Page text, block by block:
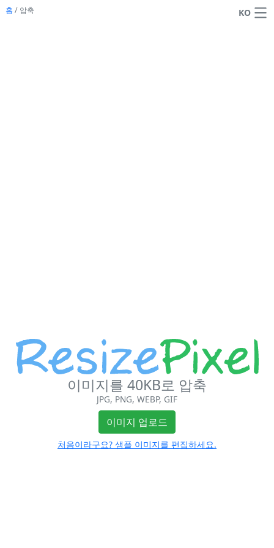
홈 / 압축 KO
이미지를 40KB로 압축
JPG, PNG, WEBP, GIF
이미지 업로드
처음이라구요? 샘플 이미지를 편집하세요.